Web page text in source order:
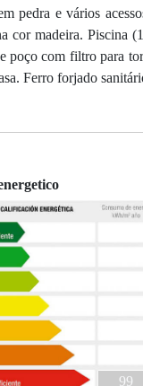
pedra e vários
cor madeira. Piscina
poço com filtro para
Ferro forjado
99